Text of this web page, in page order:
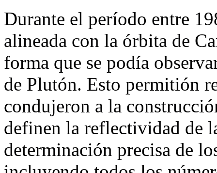
Durante el período entre
alineada con la órbita de
forma que se podía
de Plutón. Esto permitión
condujeron a la
definen la reflectividad de
determinación precisa de